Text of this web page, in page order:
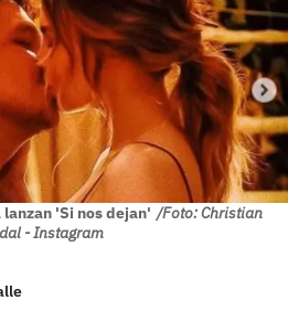
'Si nos dejan' /Foto: Christian
- Instagram